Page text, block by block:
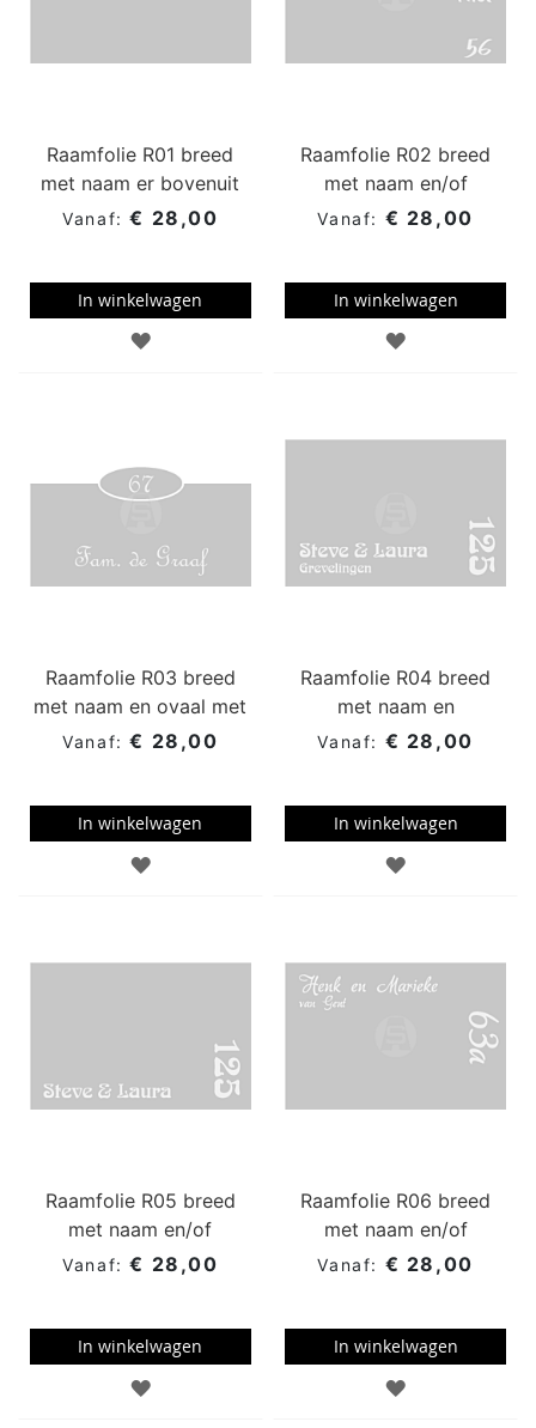
Raamfolie R01 breed
met naam er bovenuit
€ 28,00
In winkelwagen
TOEVOEGEN
Raamfolie R02 breed
met naam en/of
huisnummer
€ 28,00
In winkelwagen
TOEVOEGEN
Raamfolie R03 breed
met naam en ovaal met
huisnummer
€ 28,00
In winkelwagen
TOEVOEGEN
Raamfolie R04 breed
met naam en
huisnummer
€ 28,00
In winkelwagen
TOEVOEGEN
Raamfolie R05 breed
met naam en/of
huisnummer
€ 28,00
In winkelwagen
TOEVOEGEN
Raamfolie R06 breed
met naam en/of
huisnummer
€ 28,00
In winkelwagen
TOEVOEGEN